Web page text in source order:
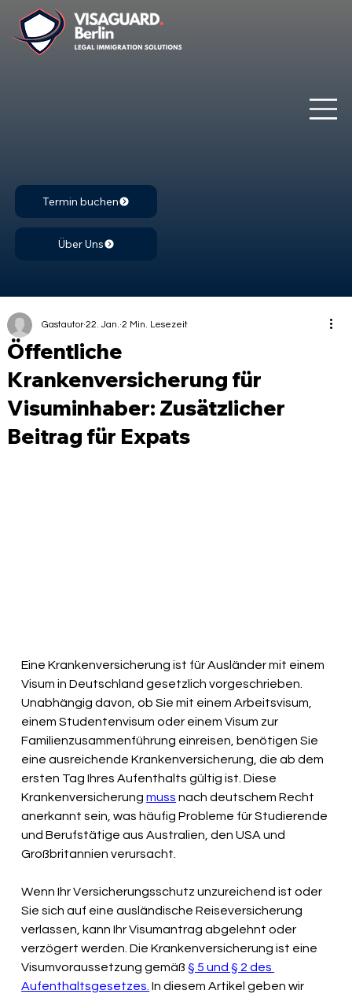
Termin buchen
Über Uns
Öffentliche
Krankenversicherung für
Visuminhaber: Zusätzlicher
Beitrag für Expats
Gastautor 22. Jan. 2 Min. Lesezeit
Eine Krankenversicherung ist für Ausländer mit einem
Visum in Deutschland gesetzlich vorgeschrieben.
Unabhängig davon, ob Sie mit einem Arbeitsvisum,
einem Studentenvisum oder einem Visum zur
Familienzusammenführung einreisen, benötigen Sie
eine ausreichende Krankenversicherung, die ab dem
ersten Tag Ihres Aufenthalts gültig ist. Diese
Krankenversicherung muss nach deutschem Recht
anerkannt sein, was häufig Probleme für Studierende
und Berufstätige aus Australien, den USA und
Großbritannien verursacht.
Wenn Ihr Versicherungsschutz unzureichend ist oder
Sie sich auf eine ausländische Reiseversicherung
verlassen, kann Ihr Visumantrag abgelehnt oder
verzögert werden. Die Krankenversicherung ist eine
Visumvoraussetzung gemäß § 5 und § 2 des
Aufenthaltsgesetzes. In diesem Artikel geben wir